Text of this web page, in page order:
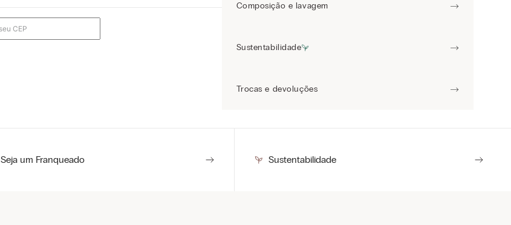
Composição e lavagem
Sustentabilidade
Trocas e devoluções
Seja um Franqueado Sustentabilidade